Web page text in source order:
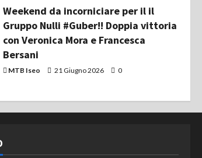
Weekend da incorniciare per il il
Gruppo Nulli #Guber!! Doppia vittoria
con Veronica Mora e Francesca
Bersani
MTB Iseo 21 Giugno 2026 0